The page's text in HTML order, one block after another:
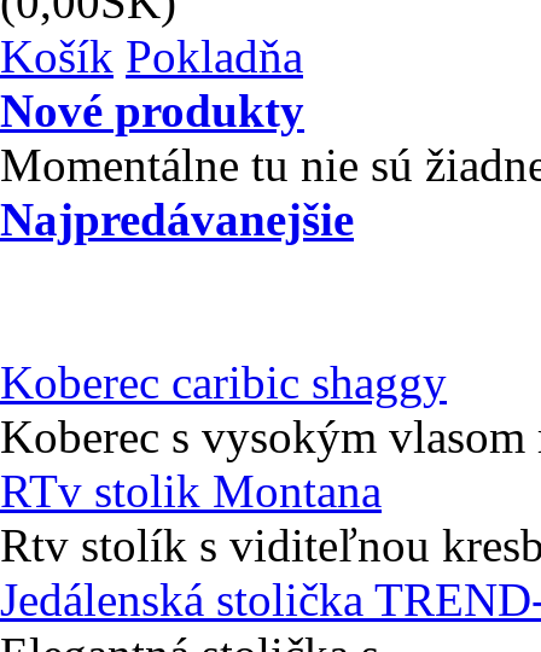
Spolu 0,00 €
(0,00SK)
Košík Pokladňa
Nové produkty
Momentálne tu nie sú
Koberec caribic shaggy
Koberec s vysokým
RTv stolik Montana
Rtv stolík s viditeľnou